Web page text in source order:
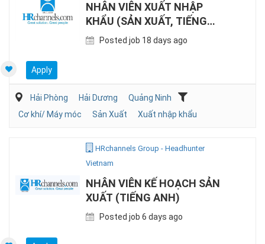
NHÂN VIÊN XUẤT NHẬP
KHẨU (SẢN XUẤT, TIẾNG
TRUNG)
Posted job 18 days ago
Apply
Hải Phòng Hải Dương
Quảng Ninh
Cơ khí/ Máy móc
Sản Xuất Xuất nhập khẩu
HRchannels Group - Headhunter
Vietnam
NHÂN VIÊN KẾ HOẠCH SẢN
XUẤT (TIẾNG ANH)
Posted job 6 days ago